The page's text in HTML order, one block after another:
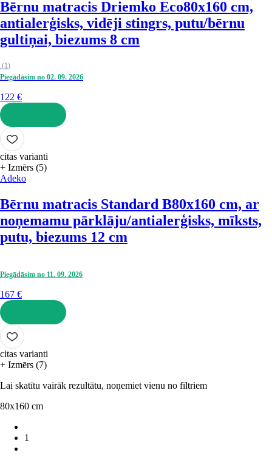
Bērnu matracis Driemko Eco80x160 cm,
antialerģisks, vidēji stingrs, putu/bērnu
gultiņai, biezums 8 cm
(1)
Piegādāsim no 02. 09. 2026
122 €
LIKT GROZĀ
citas varianti
+ Izmērs (5)
Adeko
Bērnu matracis Standard B80x160 cm, ar
noņemamu pārklāju/antialerģisks, mīksts,
putu, biezums 12 cm
Piegādāsim no 11. 09. 2026
167 €
LIKT GROZĀ
citas varianti
+ Izmērs (7)
Lai skatītu vairāk rezultātu, noņemiet vienu no filtriem
80x160 cm
1